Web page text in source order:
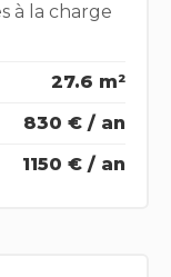
à la charge
27.6 m²
830 € / an
1150 € / an